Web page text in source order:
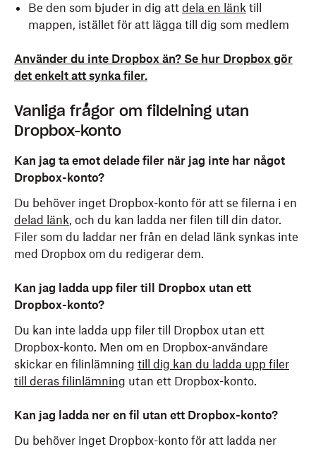
Be den som bjuder in dig att dela en länk till
mappen, istället för att lägga till dig som medlem
Använder du inte Dropbox än? Se hur Dropbox gör
det enkelt att synka filer.
Vanliga frågor om fildelning utan
Dropbox-konto
Kan jag ta emot delade filer när jag inte har något
Dropbox-konto?
Du behöver inget Dropbox-konto för att se filerna i en
delad länk, och du kan ladda ner filen till din dator.
Filer som du laddar ner från en delad länk synkas inte
med Dropbox om du redigerar dem.
Kan jag ladda upp filer till Dropbox utan ett
Dropbox-konto?
Du kan inte ladda upp filer till Dropbox utan ett
Dropbox-konto. Men om en Dropbox-användare
skickar en filinlämning till dig kan du ladda upp filer
till deras filinlämning utan ett Dropbox-konto.
Kan jag ladda ner en fil utan ett Dropbox-konto?
Du behöver inget Dropbox-konto för att ladda ner